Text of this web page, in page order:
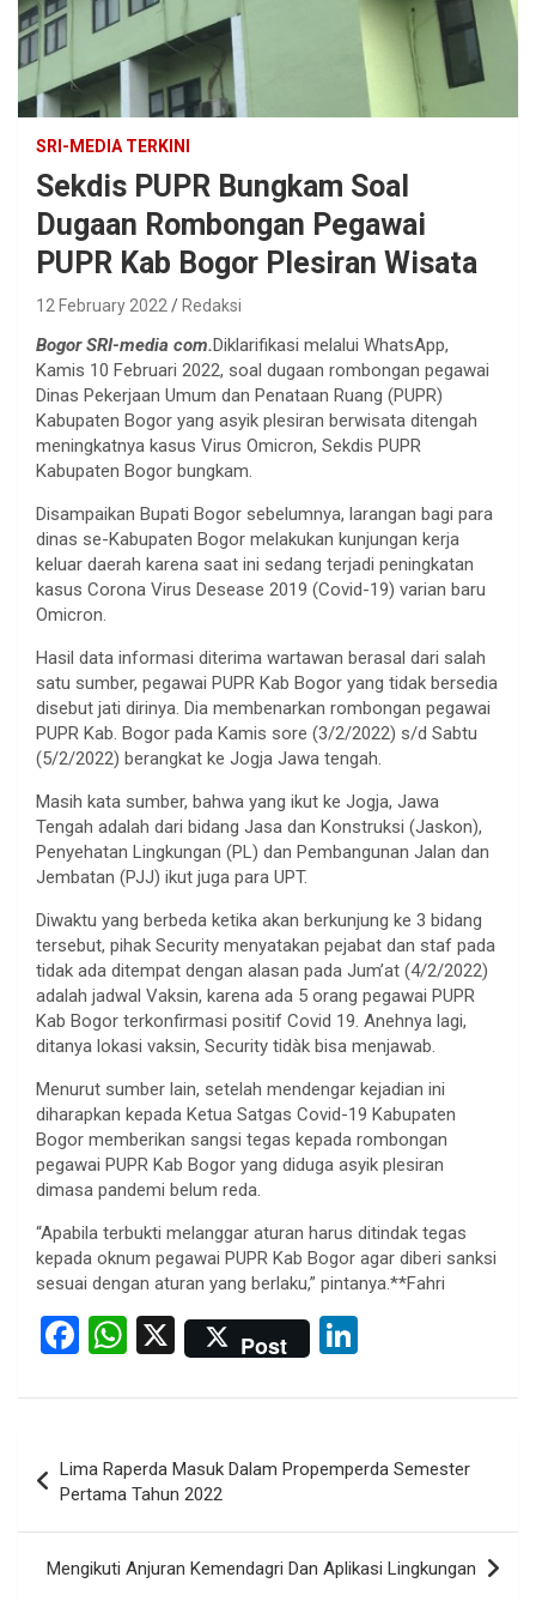
SRI-MEDIA TERKINI
Sekdis PUPR Bungkam Soal
Dugaan Rombongan Pegawai
PUPR Kab Bogor Plesiran Wisata
12 February 2022 Redaksi
Bogor SRI-media com.Diklarifikasi melalui WhatsApp,
Kamis 10 Februari 2022, soal dugaan rombongan pegawai
Dinas Pekerjaan Umum dan Penataan Ruang (PUPR)
Kabupaten Bogor yang asyik plesiran berwisata ditengah
meningkatnya kasus Virus Omicron, Sekdis PUPR
Kabupaten Bogor bungkam.
Disampaikan Bupati Bogor sebelumnya, larangan bagi para
dinas se-Kabupaten Bogor melakukan kunjungan kerja
keluar daerah karena saat ini sedang terjadi peningkatan
kasus Corona Virus Desease 2019 (Covid-19) varian baru
Omicron.
Hasil data informasi diterima wartawan berasal dari salah
satu sumber, pegawai PUPR Kab Bogor yang tidak bersedia
disebut jati dirinya. Dia membenarkan rombongan pegawai
PUPR Kab. Bogor pada Kamis sore (3/2/2022) s/d Sabtu
(5/2/2022) berangkat ke Jogja Jawa tengah.
Masih kata sumber, bahwa yang ikut ke Jogja, Jawa
Tengah adalah dari bidang Jasa dan Konstruksi (Jaskon),
Penyehatan Lingkungan (PL) dan Pembangunan Jalan dan
Jembatan (PJJ) ikut juga para UPT.
Diwaktu yang berbeda ketika akan berkunjung ke 3 bidang
tersebut, pihak Security menyatakan pejabat dan staf pada
tidak ada ditempat dengan alasan pada Jum’at (4/2/2022)
adalah jadwal Vaksin, karena ada 5 orang pegawai PUPR
Kab Bogor terkonfirmasi positif Covid 19. Anehnya lagi,
ditanya lokasi vaksin, Security tidàk bisa menjawab.
Menurut sumber lain, setelah mendengar kejadian ini
diharapkan kepada Ketua Satgas Covid-19 Kabupaten
Bogor memberikan sangsi tegas kepada rombongan
pegawai PUPR Kab Bogor yang diduga asyik plesiran
dimasa pandemi belum reda.
“Apabila terbukti melanggar aturan harus ditindak tegas
kepada oknum pegawai PUPR Kab Bogor agar diberi sanksi
sesuai dengan aturan yang berlaku,” pintanya.**Fahri
F
ce
o
o
k
W
at
A
p
p
X Post
ke
dI
n
navigation
Lima Raperda Masuk Dalam Propemperda Semester
Pertama Tahun 2022
Mengikuti Anjuran Kemendagri Dan Aplikasi Lingkungan